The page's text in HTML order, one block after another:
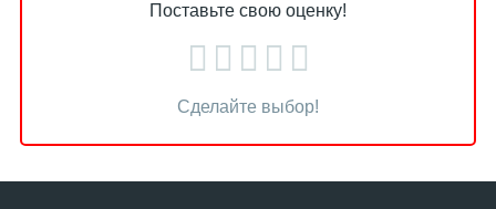
Поставьте свою оценку!
Сделайте выбор!